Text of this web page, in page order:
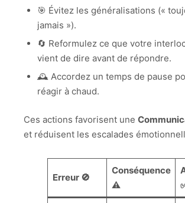
🎯 Évitez les généralisations («
jamais »).
🔄 Reformulez ce que votre
vient de dire avant de répondre.
🕰️ Accordez un temps de pause
réagir à chaud.
Ces actions favorisent une
et réduisent les escalades
Erreur 🚫
Conséquence
⚠️